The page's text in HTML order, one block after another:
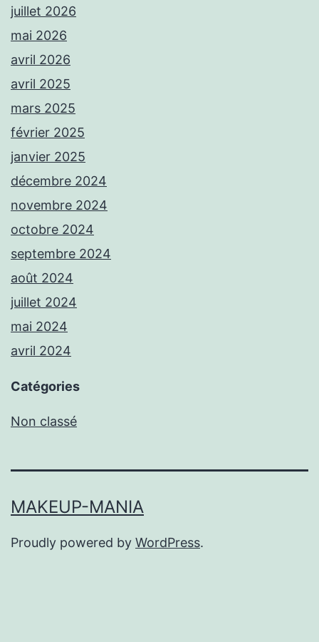
juillet 2026
mai 2026
avril 2026
avril 2025
mars 2025
février 2025
janvier 2025
décembre 2024
novembre 2024
octobre 2024
septembre 2024
août 2024
juillet 2024
mai 2024
avril 2024
Catégories
Non classé
MAKEUP-MANIA
Proudly powered by WordPress.